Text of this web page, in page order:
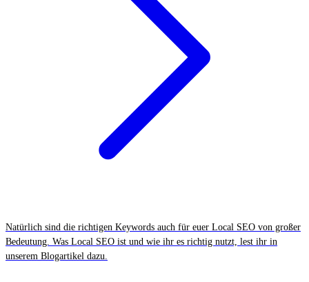
Natürlich sind die richtigen Keywords auch für euer Local SEO von großer
Bedeutung. Was Local SEO ist und wie ihr es richtig nutzt, lest ihr in
unserem Blogartikel dazu.